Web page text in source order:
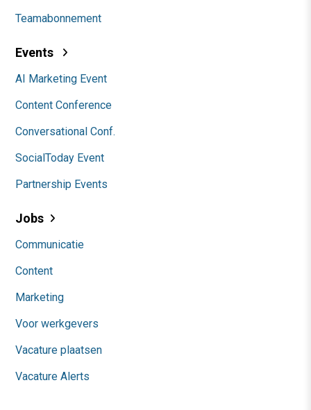
Teamabonnement
Events
AI Marketing Event
Content Conference
Conversational Conf.
SocialToday Event
Partnership Events
Jobs
Communicatie
Content
Marketing
Voor werkgevers
Vacature plaatsen
Vacature Alerts